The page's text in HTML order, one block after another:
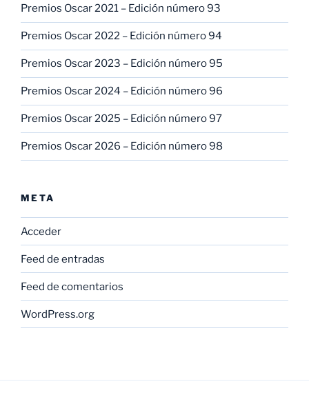
Premios Oscar 2021 – Edición número 93
Premios Oscar 2022 – Edición número 94
Premios Oscar 2023 – Edición número 95
Premios Oscar 2024 – Edición número 96
Premios Oscar 2025 – Edición número 97
Premios Oscar 2026 – Edición número 98
META
Acceder
Feed de entradas
Feed de comentarios
WordPress.org